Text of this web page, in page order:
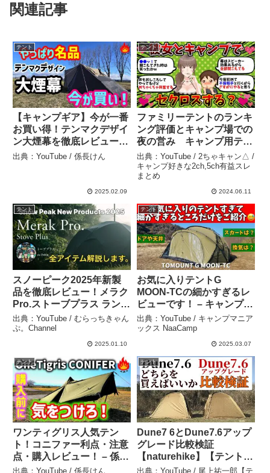
関連記事
テント
【キャンプギア】今が一番
お買い得！テンマクデザイ
ン大煙幕を徹底レビュー！
– 係長けん
出典：YouTube / 係長けん
2025.02.09
テント
ファミリーテントのランキ
ング評価とキャンプ場での
夜の営み キャンプ用テン
ト 67張り目⑤ – 2ちゃキャ
ン△ / キャンプ好きな
2ch,5ch有益スレまとめ
出典：YouTube / 2ちゃキャン△ /
キャンプ好きな2ch,5ch有益スレ
まとめ
2024.06.11
テント
スノーピーク2025年新製
品を徹底レビュー！メラク
Pro.ストーブプラス ランド
ネストシェルター アメニ
ティドーム ラーグPro.
snowpeak キャンプギア
むらっちきゃんぷ。
Channel
出典：YouTube / むらっちきゃん
ぷ。Channel
2025.01.10
テント
お気に入りテントG
MOON-TCの細かすぎるレ
ビューです！ – キャンプマ
ニアックス NaaCamp
出典：YouTube / キャンプマニア
ックス NaaCamp
2025.03.07
テント
ワンティグリス人気テン
ト！コニファー利点・注意
点・購入レビュー！ – 係長
けん
出典：YouTube / 係長けん
テント
Dune7 6とDune7.6アップ
グレード比較検証
【naturehike】【テント比
較】 – 尾上祐一郎【テント
出典：YouTube / 尾上祐一郎【テ